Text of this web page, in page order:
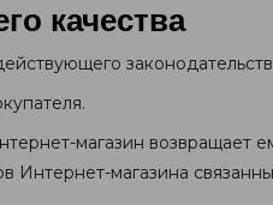
качества
магазин возвращает
Интернет-магазина